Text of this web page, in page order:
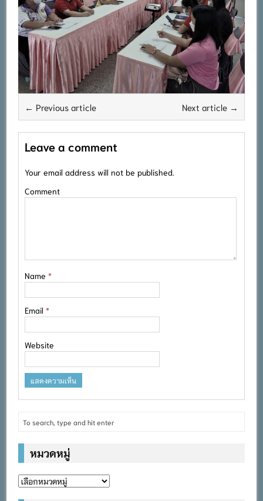
← Previous article Next article →
Leave a comment
Your email address will not be published.
Comment
Name*
Email*
Website
หมวดหมู่
หมวด